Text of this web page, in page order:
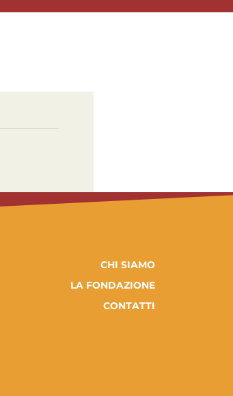
CHI SIAMO
LA FONDAZIONE
CONTATTI